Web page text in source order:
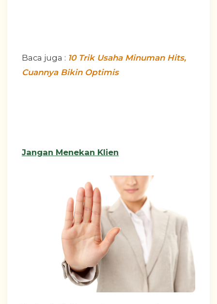
Baca juga : 10 Trik Usaha Minuman Hits,
Cuannya Bikin Optimis
Jangan Menekan Klien